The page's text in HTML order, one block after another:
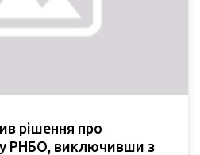
рішення про
РНБО, виключивши з